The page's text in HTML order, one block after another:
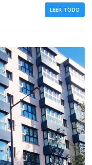
LEER TODO